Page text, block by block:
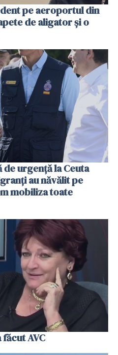
pe aeroportul din
de aligator și o
urgență la Ceuta
au năvălit pe
mobiliza toate
AVC